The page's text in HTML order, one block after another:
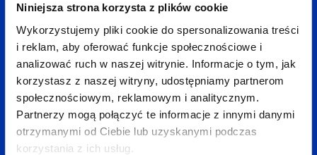
Niniejsza strona korzysta z plików cookie
Wykorzystujemy pliki cookie do spersonalizowania treści
i reklam, aby oferować funkcje społecznościowe i
analizować ruch w naszej witrynie. Informacje o tym, jak
korzystasz z naszej witryny, udostępniamy partnerom
społecznościowym, reklamowym i analitycznym.
Partnerzy mogą połączyć te informacje z innymi danymi
otrzymanymi od Ciebie lub uzyskanymi podczas
korzystania z ich usług.
Ludzie chcą więcej, lepiej i szybciej!
Trzecim problemem, z jakim często spotykamy się
w trakcie definiowania problemu, jest postrzeganie
naszego produktu końcowego w bardzo wąskiej